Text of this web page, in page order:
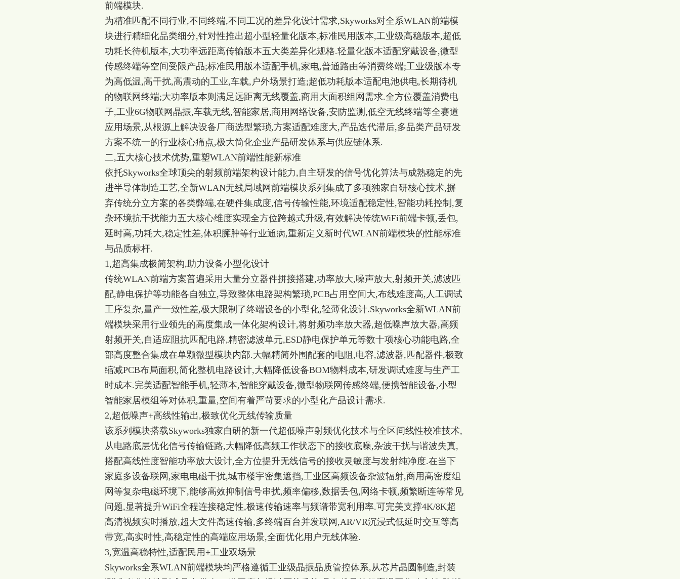
前端模块.
为精准匹配不同行业,不同终端,不同工况的差异化设计需求,Skyworks对全系WLAN前端模
块进行精细化品类细分,针对性推出超小型轻量化版本,标准民用版本,工业级高稳版本,超低
功耗长待机版本,大功率远距离传输版本五大类差异化规格.轻量化版本适配穿戴设备,微型
传感终端等空间受限产品;标准民用版本适配手机,家电,普通路由等消费终端;工业级版本专
为高低温,高干扰,高震动的工业,车载,户外场景打造;超低功耗版本适配电池供电,长期待机
的物联网终端;大功率版本则满足远距离无线覆盖,商用大面积组网需求.全方位覆盖消费电
子,工业6G物联网晶振,车载无线,智能家居,商用网络设备,安防监测,低空无线终端等全赛道
应用场景,从根源上解决设备厂商选型繁琐,方案适配难度大,产品迭代滞后,多品类产品研发
方案不统一的行业核心痛点,极大简化企业产品研发体系与供应链体系.
二,五大核心技术优势,重塑WLAN前端性能新标准
依托Skyworks全球顶尖的射频前端架构设计能力,自主研发的信号优化算法与成熟稳定的先
进半导体制造工艺,全新WLAN无线局域网前端模块系列集成了多项独家自研核心技术,摒
弃传统分立方案的各类弊端,在硬件集成度,信号传输性能,环境适配稳定性,智能功耗控制,复
杂环境抗干扰能力五大核心维度实现全方位跨越式升级,有效解决传统WiFi前端卡顿,丢包,
延时高,功耗大,稳定性差,体积臃肿等行业通病,重新定义新时代WLAN前端模块的性能标准
与品质标杆.
1,超高集成极简架构,助力设备小型化设计
传统WLAN前端方案普遍采用大量分立器件拼接搭建,功率放大,噪声放大,射频开关,滤波匹
配,静电保护等功能各自独立,导致整体电路架构繁琐,PCB占用空间大,布线难度高,人工调试
工序复杂,量产一致性差,极大限制了终端设备的小型化,轻薄化设计.Skyworks全新WLAN前
端模块采用行业领先的高度集成一体化架构设计,将射频功率放大器,超低噪声放大器,高频
射频开关,自适应阻抗匹配电路,精密滤波单元,ESD静电保护单元等数十项核心功能电路,全
部高度整合集成在单颗微型模块内部.大幅精简外围配套的电阻,电容,滤波器,匹配器件,极致
缩减PCB布局面积,简化整机电路设计,大幅降低设备BOM物料成本,研发调试难度与生产工
时成本.完美适配智能手机,轻薄本,智能穿戴设备,微型物联网传感终端,便携智能设备,小型
智能家居模组等对体积,重量,空间有着严苛要求的小型化产品设计需求.
2,超低噪声+高线性输出,极致优化无线传输质量
该系列模块搭载Skyworks独家自研的新一代超低噪声射频优化技术与全区间线性校准技术,
从电路底层优化信号传输链路,大幅降低高频工作状态下的接收底噪,杂波干扰与谐波失真,
搭配高线性度智能功率放大设计,全方位提升无线信号的接收灵敏度与发射纯净度.在当下
家庭多设备联网,家电电磁干扰,城市楼宇密集遮挡,工业区高频设备杂波辐射,商用高密度组
网等复杂电磁环境下,能够高效抑制信号串扰,频率偏移,数据丢包,网络卡顿,频繁断连等常见
问题,显著提升WiFi全程连接稳定性,极速传输速率与频谱带宽利用率.可完美支撑4K/8K超
高清视频实时播放,超大文件高速传输,多终端百台并发联网,AR/VR沉浸式低延时交互等高
带宽,高实时性,高稳定性的高端应用场景,全面优化用户无线体验.
3,宽温高稳特性,适配民用+工业双场景
Skyworks全系WLAN前端模块均严格遵循工业级晶振品质管控体系,从芯片晶圆制造,封装